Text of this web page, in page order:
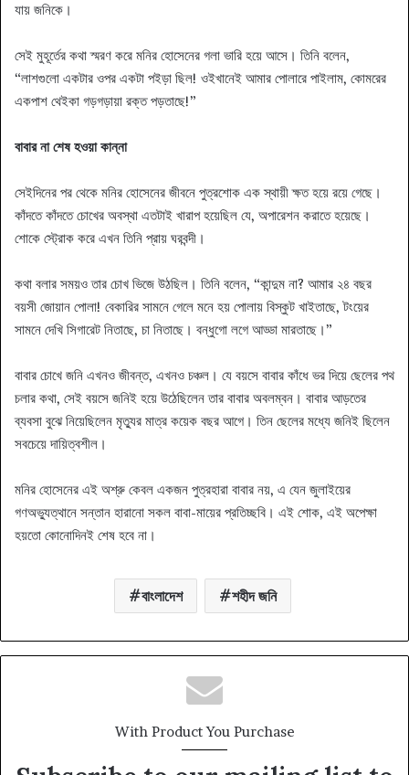
যায় জনিকে।
সেই মুহূর্তের কথা স্মরণ করে মনির হোসেনের গলা ভারি হয়ে আসে। তিনি বলেন,
“লাশগুলো একটার ওপর একটা পইড়া ছিল! ওইখানেই আমার পোলারে পাইলাম, কোমরের
একপাশ থেইকা গড়গড়ায়া রক্ত পড়তাছে!”
বাবার না শেষ হওয়া কান্না
সেইদিনের পর থেকে মনির হোসেনের জীবনে পুত্রশোক এক স্থায়ী ক্ষত হয়ে রয়ে গেছে।
কাঁদতে কাঁদতে চোখের অবস্থা এতটাই খারাপ হয়েছিল যে, অপারেশন করাতে হয়েছে।
শোকে স্ট্রোক করে এখন তিনি প্রায় ঘরবন্দী।
কথা বলার সময়ও তার চোখ ভিজে উঠছিল। তিনি বলেন, “কান্দুম না? আমার ২৪ বছর
বয়সী জোয়ান পোলা! বেকারির সামনে গেলে মনে হয় পোলায় বিস্কুট খাইতাছে, টংয়ের
সামনে দেখি সিগারেট নিতাছে, চা নিতাছে। বন্ধুগো লগে আড্ডা মারতাছে।”
বাবার চোখে জনি এখনও জীবন্ত, এখনও চঞ্চল। যে বয়সে বাবার কাঁধে ভর দিয়ে ছেলের পথ
চলার কথা, সেই বয়সে জনিই হয়ে উঠেছিলেন তার বাবার অবলম্বন। বাবার আড়তের
ব্যবসা বুঝে নিয়েছিলেন মৃত্যুর মাত্র কয়েক বছর আগে। তিন ছেলের মধ্যে জনিই ছিলেন
সবচেয়ে দায়িত্বশীল।
মনির হোসেনের এই অশ্রু কেবল একজন পুত্রহারা বাবার নয়, এ যেন জুলাইয়ের
গণঅভ্যুত্থানে সন্তান হারানো সকল বাবা-মায়ের প্রতিচ্ছবি। এই শোক, এই অপেক্ষা
হয়তো কোনোদিনই শেষ হবে না।
বাংলাদেশ শহীদ জনি
With Product You Purchase